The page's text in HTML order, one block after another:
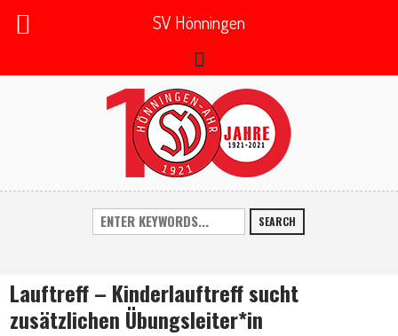
SEARCH
Lauftreff – Kinderlauftreff sucht
zusätzlichen Übungsleiter*in
SV Hönningen